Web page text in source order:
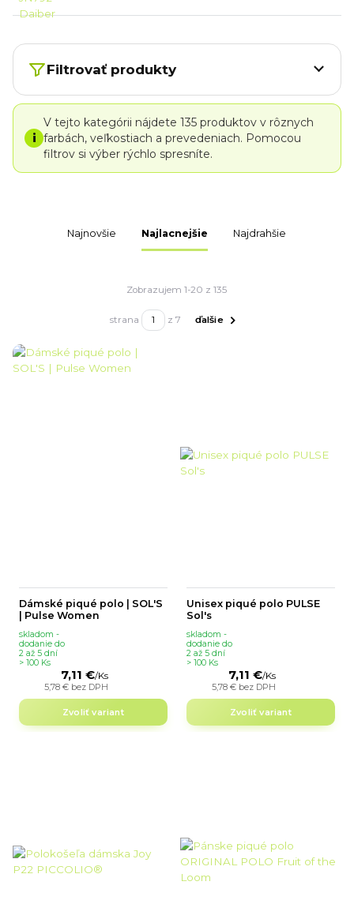
Filtrovať produkty
i
V tejto kategórii nájdete 135 produktov v rôznych
farbách, veľkostiach a prevedeniach. Pomocou
filtrov si výber rýchlo spresníte.
Najnovšie Najlacnejšie Najdrahšie
Zobrazujem 1-20 z 135
strana z 7 ďalšie
Dámské piqué polo | SOL'S
| Pulse Women
7,11 €/Ks
5,78 € bez DPH
skladom -
dodanie do
2 až 5 dní
> 100 Ks
Zvoliť variant
Unisex piqué polo PULSE
Sol's
7,11 €/Ks
5,78 € bez DPH
skladom -
dodanie do
2 až 5 dní
> 100 Ks
Zvoliť variant